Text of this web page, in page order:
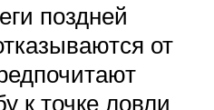
поздней
от
к точке ловли